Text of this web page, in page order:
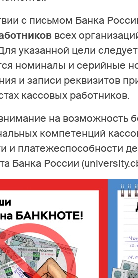
с письмом Банка
всех
указанной цели
номиналы и серийные
и записи реквизитов
кассовых работников.
на возможность
компетенций
и платежеспособности
Банка России